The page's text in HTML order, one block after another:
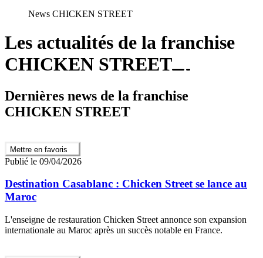
News CHICKEN STREET
Les actualités de la franchise
CHICKEN STREET
Dernières news de la franchise
CHICKEN STREET
Mettre en favoris
Publié le 09/04/2026
Destination Casablanc : Chicken Street se lance au
Maroc
L'enseigne de restauration Chicken Street annonce son expansion
internationale au Maroc après un succès notable en France.